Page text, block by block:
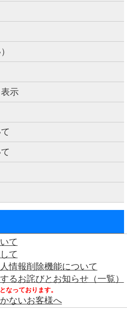
示
て
て
情報削除機能について
るお詫びとお知らせ（一覧）
なっております。
ないお客様へ